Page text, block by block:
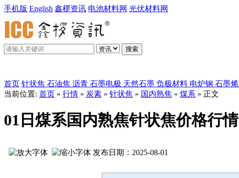
手机版 English 鑫椤资讯 电池材料网 光伏材料网
搜索
首页 针状焦 石油焦 沥青 石墨电极 天然石墨 负极材料 电炉钢 石墨烯
当前位置: 首页 » 行情 » 炭素 » 针状焦 » 国内熟焦 » 煤系 » 正文
01日煤系国内熟焦针状焦价格行情
发布日期：2025-08-01